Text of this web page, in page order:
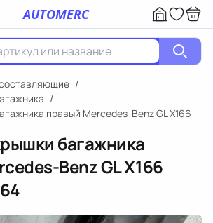
AUTOMERC
/
/
правый Mercedes-Benz GL X166
багажника
Benz GL X166